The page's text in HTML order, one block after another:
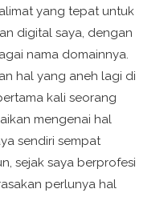
yang tepat untuk
digital saya, dengan
nama domainnya.
hal yang aneh lagi di
kali seorang
mengenai hal
sendiri sempat
sejak saya berprofesi
perlunya hal